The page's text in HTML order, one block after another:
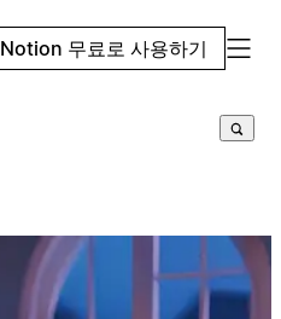
Notion 무료로 사용하기